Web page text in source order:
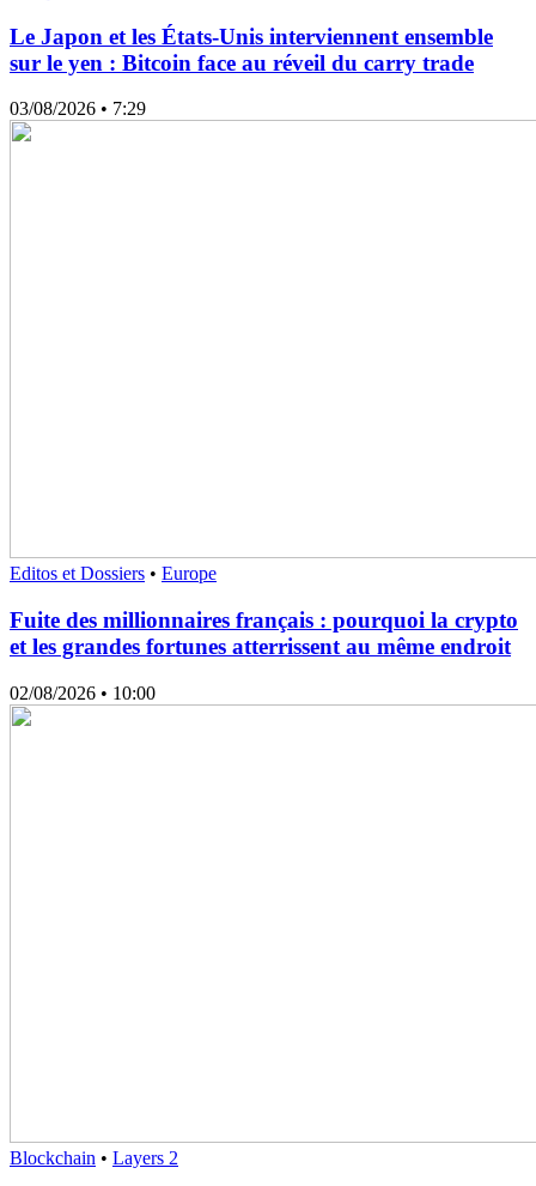
Le Japon et les États-Unis interviennent ensemble
sur le yen : Bitcoin face au réveil du carry trade
03/08/2026 • 7:29
Editos et Dossiers • Europe
Fuite des millionnaires français : pourquoi la crypto
et les grandes fortunes atterrissent au même endroit
02/08/2026 • 10:00
Blockchain • Layers 2